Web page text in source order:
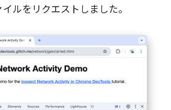
ルをリクエストしました。